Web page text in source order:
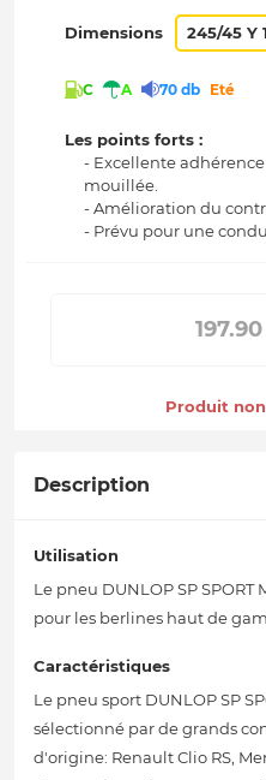
Dimensions 245/45 Y
C A 70 db Eté
Les points forts :
- Excellente
mouillée.
- Amélioration du
- Prévu pour une
Produit
Description
Utilisation
Le pneu DUNLOP SP SPORT
pour les berlines haut de
Caractéristiques
Le pneu sport DUNLOP SP
sélectionné par de grands
d'origine: Renault Clio RS,